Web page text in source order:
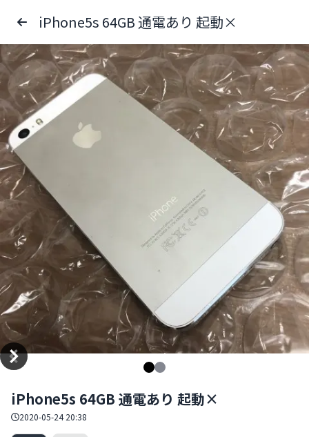
iPhone5s 64GB 通電あり 起動×
iPhone5s 64GB 通電あり 起動×
2020-05-24 20:38